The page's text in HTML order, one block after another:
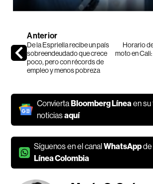
Anterior
De la Espriella recibe un país
sobreendeudado que crece
poco, pero con récords de
empleo y menos pobreza
Horario
moto en
ConviertaBloomberg Línea en
noticiasaquí
Síguenos en el canalWhatsApp
Línea Colombia